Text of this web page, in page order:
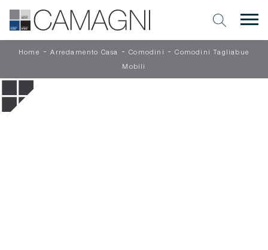
Home -Arredamento Casa -Comodini -Comodini Tagliabue
Mobili